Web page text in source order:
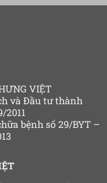
VIỆT
và Đầu tư thành
2011
bệnh số 29/BYT –